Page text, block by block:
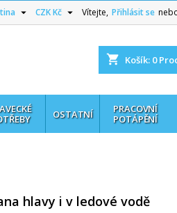
Vítejte, Přihlásit se
CZK Kč 

shopping_cart Košík: 0
OSTATNÍ
PRACOVNÍ
POTÁPĚNÍ
hlavy i v ledové vodě